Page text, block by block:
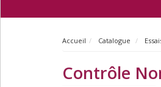
Accueil Catalogue
Contrôle